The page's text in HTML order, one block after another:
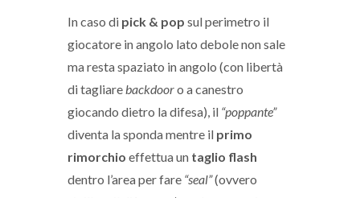
In caso di pick & pop sul perimetro il
giocatore in angolo lato debole non sale
ma resta spaziato in angolo (con libertà
di tagliare backdooro a canestro
giocando dietro la difesa), il “poppante”
diventa la sponda mentre il primo
rimorchio effettua un taglio flash
dentro l’area per fare “seal”(ovvero